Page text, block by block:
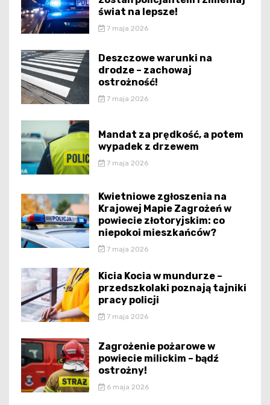
świat na lepsze!
7 maja 2026
Deszczowe warunki na
drodze – zachowaj
ostrożność!
7 maja 2026
Mandat za prędkość, a potem
wypadek z drzewem
7 maja 2026
Kwietniowe zgłoszenia na
Krajowej Mapie Zagrożeń w
powiecie złotoryjskim: co
niepokoi mieszkańców?
7 maja 2026
Kicia Kocia w mundurze –
przedszkolaki poznają tajniki
pracy policji
7 maja 2026
Zagrożenie pożarowe w
powiecie milickim – bądź
ostrożny!
6 maja 2026